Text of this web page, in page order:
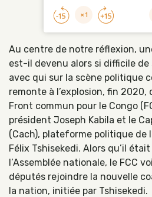
Au centre de notre réflexion,
est-il devenu alors si difficile
avec qui sur la scène politique
remonte à l’explosion, fin
Front commun pour le Congo
président Joseph Kabila et le
(Cach), plateforme politique de
Félix Tshisekedi. Alors qu’il
l’Assemblée nationale, le FCC
députés rejoindre la nouvelle
la nation, initiée par Tshisekedi.